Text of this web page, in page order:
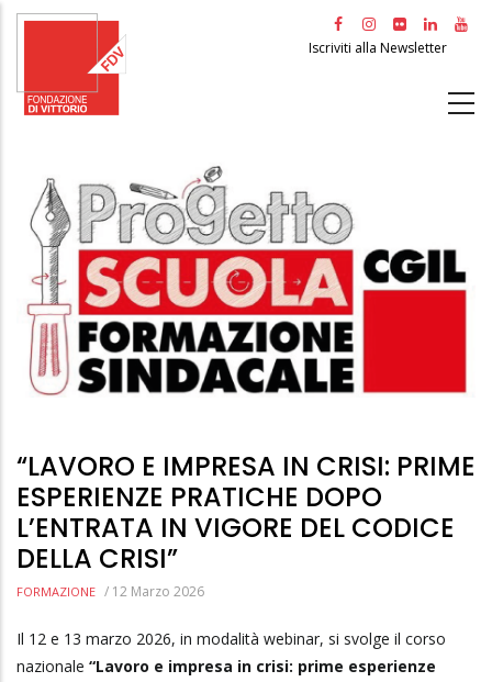
Salta
principale
Iscriviti alla Newsletter
“LAVORO E IMPRESA IN CRISI: PRIME
ESPERIENZE PRATICHE DOPO
L’ENTRATA IN VIGORE DEL CODICE
DELLA CRISI”
FORMAZIONE / 12 Marzo 2026
Il 12 e 13 marzo 2026, in modalità webinar, si svolge il corso
nazionale “Lavoro e impresa in crisi: prime esperienze